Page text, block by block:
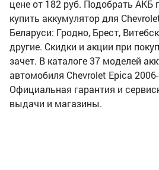
цене от 182 руб. Подобрать АКБ
купить аккумулятор для
Беларуси: Гродно, Брест,
другие. Скидки и акции при
зачет. В каталоге 37 моделей
автомобиля Chevrolet Epica
Официальная гарантия и
выдачи и магазины.